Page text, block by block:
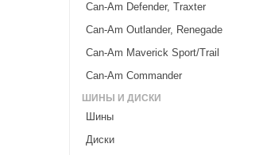
Can-Am Defender, Traxter
Can-Am Outlander, Renegade
Can-Am Maverick Sport/Trail
Can-Am Commander
ШИНЫ И ДИСКИ
Шины
Диски